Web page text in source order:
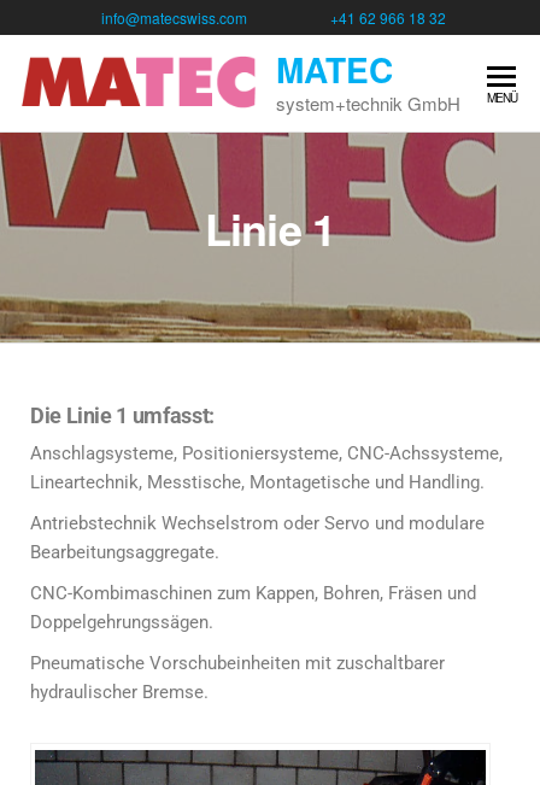
info@matecswiss.com +41 62 966 18 32
MATEC
system+technik GmbH MENÜ
Linie 1
Die Linie 1 umfasst:
Anschlagsysteme, Positioniersysteme, CNC-Achssysteme,
Lineartechnik, Messtische, Montagetische und Handling.
Antriebstechnik Wechselstrom oder Servo und modulare
Bearbeitungsaggregate.
CNC-Kombimaschinen zum Kappen, Bohren, Fräsen und
Doppelgehrungssägen.
Pneumatische Vorschubeinheiten mit zuschaltbarer
hydraulischer Bremse.